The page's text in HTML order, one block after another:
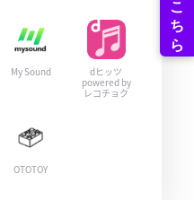
My Sound
dヒッツ
powered by
レコチョク
OTOTOY